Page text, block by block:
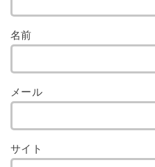
名前
メール
サイト